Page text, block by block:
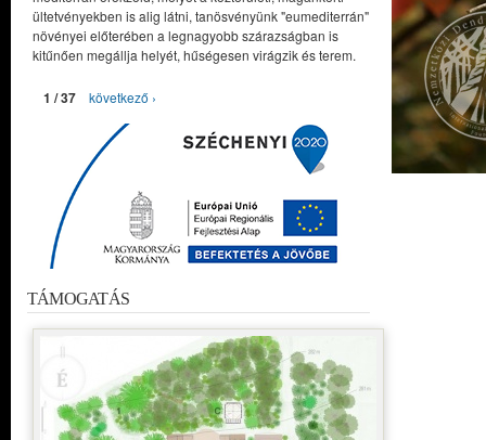
ültetvényekben is alig látni, tanösvényünk "eumediterrán"
növényei előterében a legnagyobb szárazságban is
kitűnően megállja helyét, hűségesen virágzik és terem.
1 / 37 következő ›
TÁMOGATÁS